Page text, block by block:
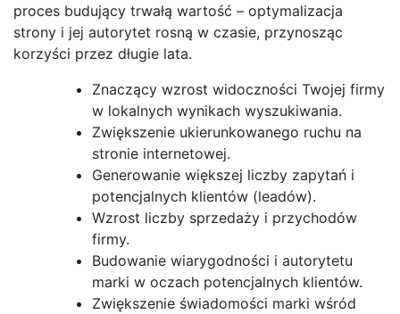
proces budujący trwałą wartość – optymalizacja
strony i jej autorytet rosną w czasie, przynosząc
korzyści przez długie lata.
Znaczący wzrost widoczności Twojej firmy
w lokalnych wynikach wyszukiwania.
Zwiększenie ukierunkowanego ruchu na
stronie internetowej.
Generowanie większej liczby zapytań i
potencjalnych klientów (leadów).
Wzrost liczby sprzedaży i przychodów
firmy.
Budowanie wiarygodności i autorytetu
marki w oczach potencjalnych klientów.
Zwiększenie świadomości marki wśród